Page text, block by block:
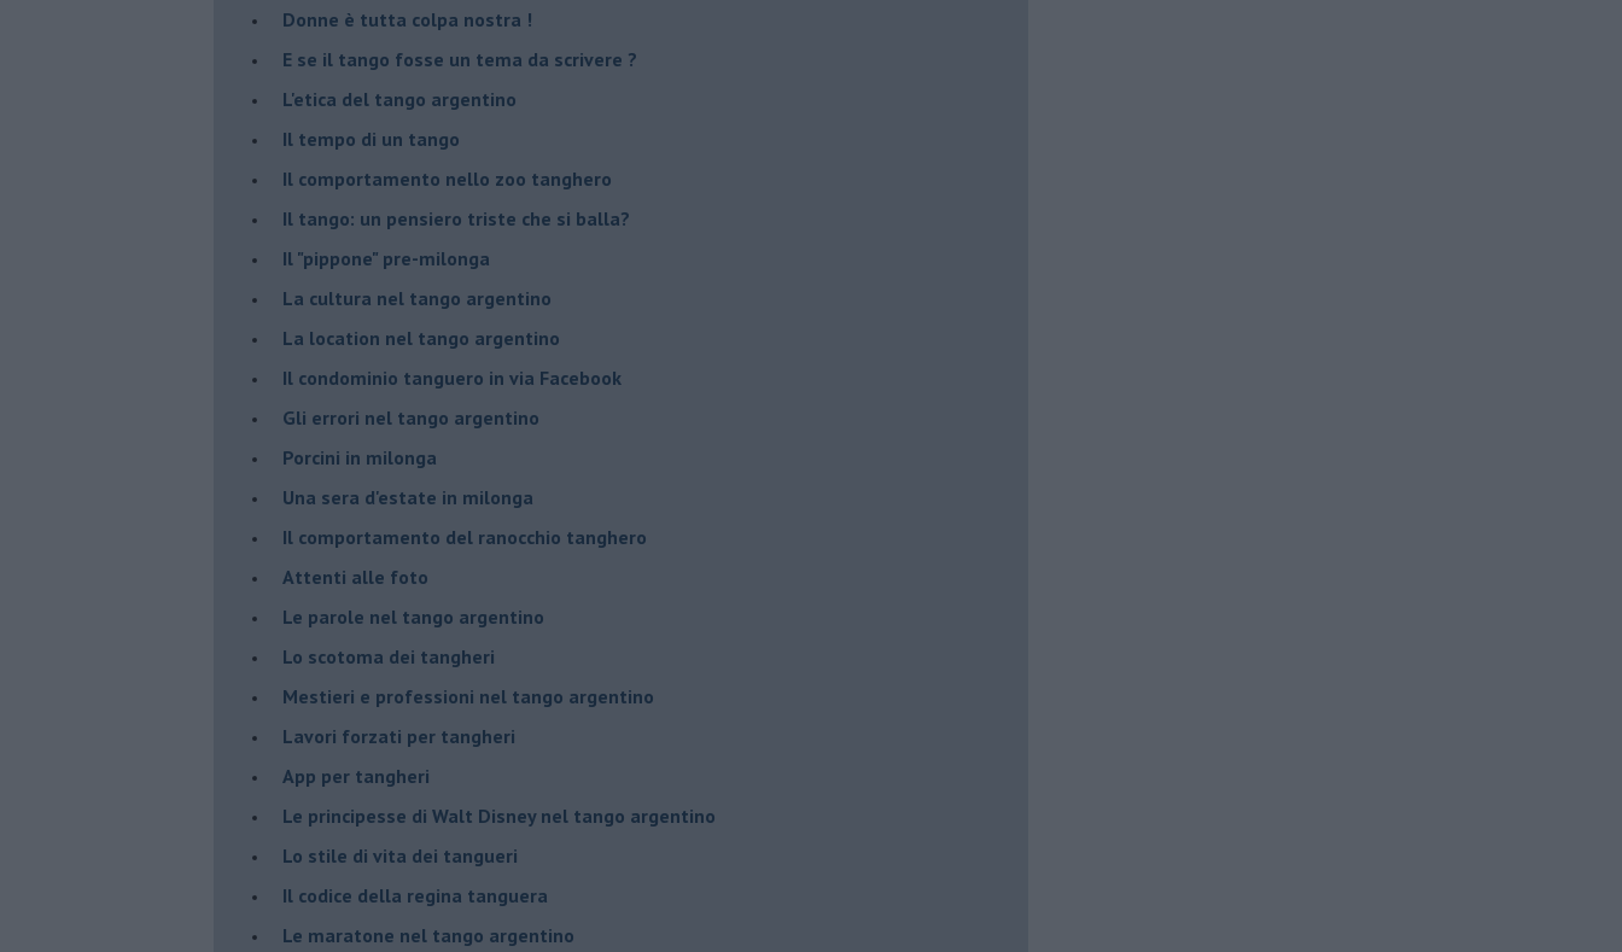
Donne è tutta colpa nostra !
E se il tango fosse un tema da scrivere ?
L'etica del tango argentino
Il tempo di un tango
Il comportamento nello zoo tanghero
Il tango: un pensiero triste che si balla?
Il "pippone" pre-milonga
La cultura nel tango argentino
La location nel tango argentino
Il condominio tanguero in via Facebook
Gli errori nel tango argentino
Porcini in milonga
Una sera d'estate in milonga
Il comportamento del ranocchio tanghero
Attenti alle foto
Le parole nel tango argentino
Lo scotoma dei tangheri
Mestieri e professioni nel tango argentino
Lavori forzati per tangheri
App per tangheri
Le principesse di Walt Disney nel tango argentino
Lo stile di vita dei tangueri
Il codice della regina tanguera
Le maratone nel tango argentino